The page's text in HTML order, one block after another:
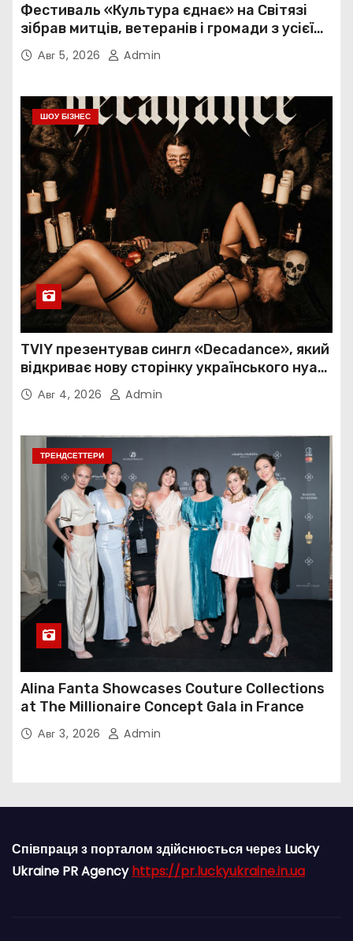
Фестиваль «Культура єднає» на Світязі
зібрав митців, ветеранів і громади з усієї
України
Авг 5, 2026 Admin
ШОУ БІЗНЕС
TVIY презентував сингл «Decadance», який
відкриває нову сторінку українського нуар-
попуАвг 4, 2026 Admin
ТРЕНДСЕТТЕРИ
Alina Fanta Showcases Couture Collections
at The Millionaire Concept Gala in France
Авг 3, 2026 Admin
Співпраця з порталом здійснюється через Lucky
Ukraine PR Agencyhttps://pr.luckyukraine.in.ua